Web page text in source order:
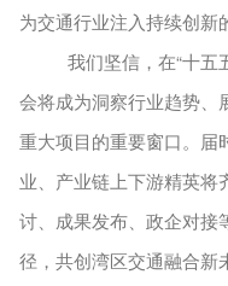
为交通行业注入持续创新
我们坚信，在“十五
会将成为洞察行业趋势、
重大项目的重要窗口。届
业、产业链上下游精英将
讨、成果发布、政企对接
径，共创湾区交通融合新